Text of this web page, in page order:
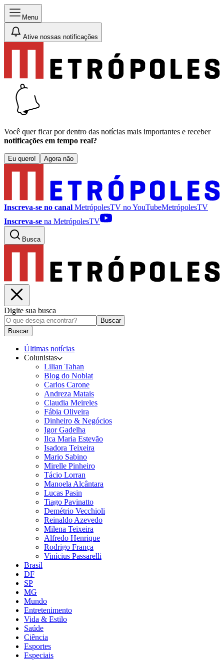
Menu
Ative nossas notificações
Você quer ficar por dentro das notícias mais importantes e receber
notificações em tempo real?
Eu quero! Agora não
Inscreva-se no canal MetrópolesTV noYouTubeMetrópolesTV
Inscreva-se na MetrópolesTV
Busca
Digite sua busca
Buscar
Buscar
Últimas notícias
Colunistas
Lilian Tahan
Blog do Noblat
Carlos Carone
Andreza Matais
Claudia Meireles
Fábia Oliveira
Dinheiro & Negócios
Igor Gadelha
Ilca Maria Estevão
Isadora Teixeira
Mario Sabino
Mirelle Pinheiro
Tácio Lorran
Manoela Alcântara
Lucas Pasin
Tiago Pavinatto
Demétrio Vecchioli
Reinaldo Azevedo
Milena Teixeira
Alfredo Henrique
Rodrigo França
Vinícius Passarelli
Brasil
DF
SP
MG
Mundo
Entretenimento
Vida & Estilo
Saúde
Ciência
Esportes
Especiais